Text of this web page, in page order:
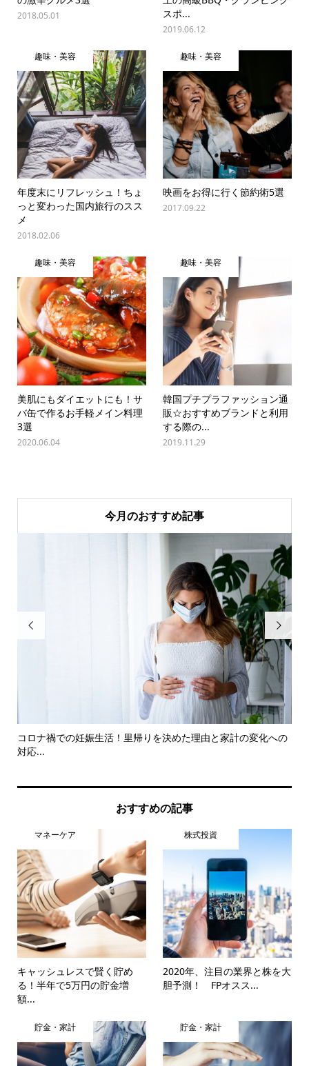
2018.05.01
スポ...
2019.06.12
趣味・美容
年度末にリフレッシュ！ちょ
っと変わった国内旅行のスス
メ
2018.02.06
趣味・美容
映画をお得に行く節約術5選
2017.09.22
趣味・美容
美肌にもダイエットにも！サ
バ缶で作るお手軽メイン料理
3選
2020.06.04
趣味・美容
韓国プチプラファッション通
販☆おすすめブランドと利用
する際の...
2019.11.29
今月のおすすめ記事

コロナ禍での妊娠生活！里帰りを決めた理由と家計の変化への
対応...

おすすめの記事
マネーケア
キャッシュレスで賢く貯め
る！半年で5万円の貯金増
額...
株式投資
2020年、注目の業界と株を大
胆予測！ FPオスス...
貯金・家計 貯金・家計